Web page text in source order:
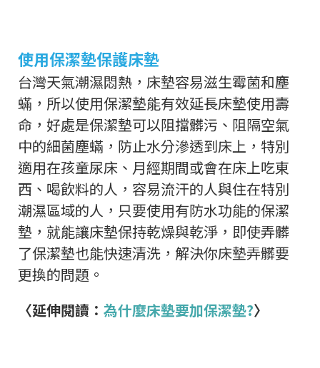
使用保潔墊保護床墊
台灣天氣潮濕悶熱，床墊容易滋生霉菌和塵
蟎，所以使用保潔墊能有效延長床墊使用壽
命，好處是保潔墊可以阻擋髒污、阻隔空氣
中的細菌塵蟎，防止水分滲透到床上，特別
適用在孩童尿床、月經期間或會在床上吃東
西、喝飲料的人，容易流汗的人與住在特別
潮濕區域的人，只要使用有防水功能的保潔
墊，就能讓床墊保持乾燥與乾淨，即使弄髒
了保潔墊也能快速清洗，解決你床墊弄髒要
更換的問題。
〈延伸閱讀： 為什麼床墊要加保潔墊?〉